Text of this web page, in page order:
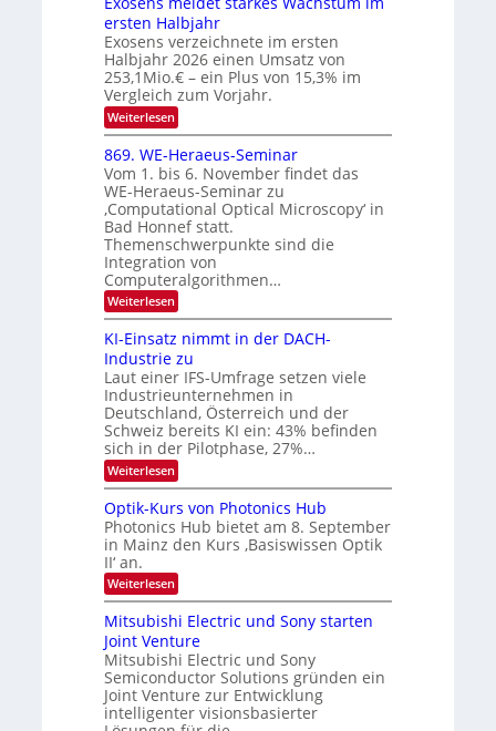
s
I
O
N
2
0
2
6
t
r
o
n
i
k
-
u
n
d
B
i
l
d
v
e
r
a
r
b
e
i
t
u
n
g
s
-
T
r
e
n
d
s
n
n
d
i
e
K
I
m
i
t
d
e
n
k
t
ersten Halbjahr
Exosens verzeichnete im ersten
Halbjahr 2026 einen Umsatz von
253,1Mio.€ – ein Plus von 15,3% im
Vergleich zum Vorjahr.
Weiterlesen:
E
x
o
s
e
n
s
m
e
l
d
e
t
s
t
a
r
k
e
s
W
a
c
h
s
t
u
m
m
e
r
s
t
e
n
H
a
l
869. WE-Heraeus-Seminar
Vom 1. bis 6. November findet das
WE-Heraeus-Seminar zu
‚Computational Optical Microscopy‘ in
Bad Honnef statt.
Themenschwerpunkte sind die
Integration von
Computeralgorithmen…
Weiterlesen:
8
9
.
W
E
-
H
e
r
a
e
u
s
-
S
m
i
a
r
KI-Einsatz nimmt in der DACH-
Industrie zu
Laut einer IFS-Umfrage setzen viele
Industrieunternehmen in
Deutschland, Österreich und der
Schweiz bereits KI ein: 43% befinden
sich in der Pilotphase, 27%…
Weiterlesen:
K
-
E
i
s
a
z
n
i
m
m
t
i
Optik-Kurs von Photonics Hub
Photonics Hub bietet am 8. September
in Mainz den Kurs ‚Basiswissen Optik
II‘ an.
Weiterlesen:
O
p
t
i
k
-
K
u
r
Mitsubishi Electric und Sony starten
Joint Venture
Mitsubishi Electric und Sony
Semiconductor Solutions gründen ein
Joint Venture zur Entwicklung
intelligenter visionsbasierter